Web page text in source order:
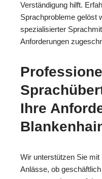
Verständigung hilft.
Sprachprobleme gelöst
spezialisierter
Anforderungen
Ihre
Wir unterstützen Sie
Anlässe, ob